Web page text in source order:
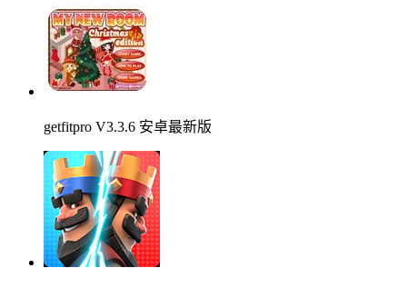
getfitpro V3.3.6 安卓最新版